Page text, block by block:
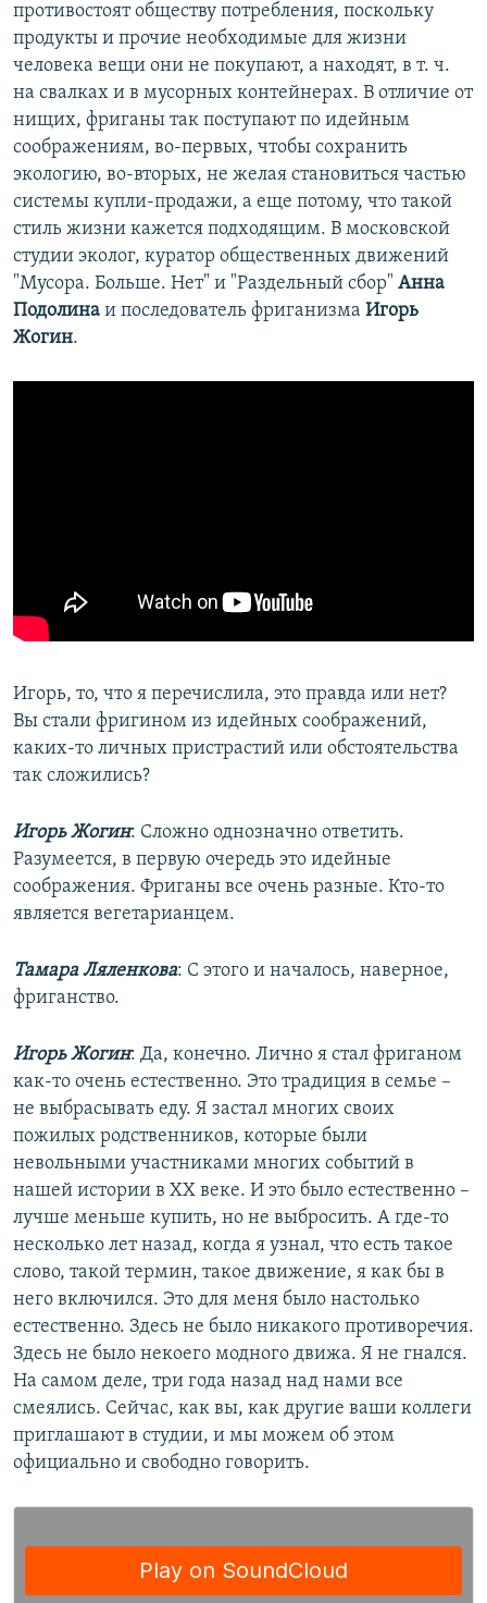
противостоят обществу потребления, поскольку
продукты и прочие необходимые для жизни
человека вещи они не покупают, а находят, в т. ч.
на свалках и в мусорных контейнерах. В отличие от
нищих, фриганы так поступают по идейным
соображениям, во-первых, чтобы сохранить
экологию, во-вторых, не желая становиться частью
системы купли-продажи, а еще потому, что такой
стиль жизни кажется подходящим. В московской
студии эколог, куратор общественных движений
"Мусора. Больше. Нет" и "Раздельный сбор" Анна
Подолина и последователь фриганизма Игорь
Жогин.
​Игорь, то, что я перечислила, это правда или нет?
Вы стали фригином из идейных соображений,
каких-то личных пристрастий или обстоятельства
так сложились?
Игорь Жогин: Сложно однозначно ответить.
Разумеется, в первую очередь это идейные
соображения. Фриганы все очень разные. Кто-то
является вегетарианцем.
Тамара Ляленкова: С этого и началось, наверное,
фриганство.
Игорь Жогин: Да, конечно. Лично я стал фриганом
как-то очень естественно. Это традиция в семье –
не выбрасывать еду. Я застал многих своих
пожилых родственников, которые были
невольными участниками многих событий в
нашей истории в ХХ веке. И это было естественно –
лучше меньше купить, но не выбросить. А где-то
несколько лет назад, когда я узнал, что есть такое
слово, такой термин, такое движение, я как бы в
него включился. Это для меня было настолько
естественно. Здесь не было никакого противоречия.
Здесь не было некоего модного движа. Я не гнался.
На самом деле, три года назад над нами все
смеялись. Сейчас, как вы, как другие ваши коллеги
приглашают в студии, и мы можем об этом
официально и свободно говорить.